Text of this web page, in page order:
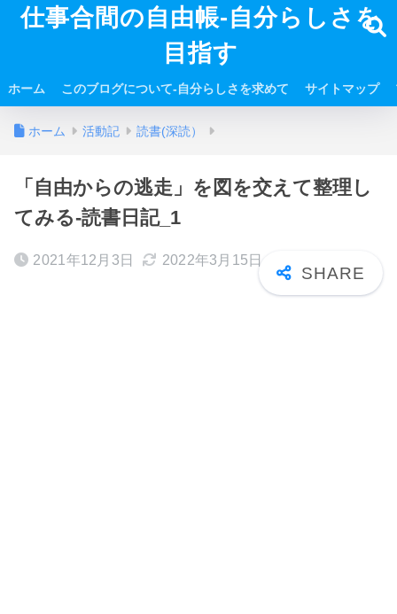
仕事合間の自由帳-自分らしさを
目指す
ホーム このブログについて-自分らしさを求めて サイトマップ
ホーム 活動記 読書(深読）
「自由からの逃走」を図を交えて整理し
てみる-読書日記_1
2021年12月3日 2022年3月15日